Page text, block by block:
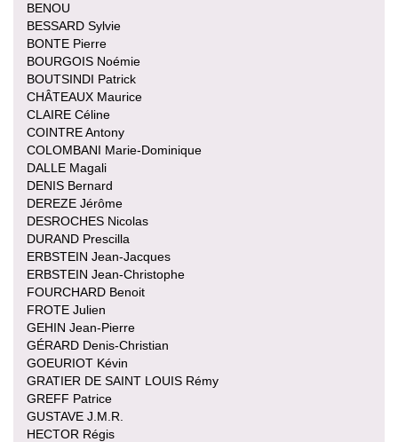
BENOU
BESSARD Sylvie
BONTE Pierre
BOURGOIS Noémie
BOUTSINDI Patrick
CHÂTEAUX Maurice
CLAIRE Céline
COINTRE Antony
COLOMBANI Marie-Dominique
DALLE Magali
DENIS Bernard
DEREZE Jérôme
DESROCHES Nicolas
DURAND Prescilla
ERBSTEIN Jean-Jacques
ERBSTEIN Jean-Christophe
FOURCHARD Benoit
FROTE Julien
GEHIN Jean-Pierre
GÉRARD Denis-Christian
GOEURIOT Kévin
GRATIER DE SAINT LOUIS Rémy
GREFF Patrice
GUSTAVE J.M.R.
HECTOR Régis